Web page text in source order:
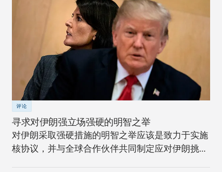
评论
寻求对伊朗强立场强硬的明智之举
对伊朗采取强硬措施的明智之举应该是致力于实施
核协议，并与全球合作伙伴共同制定应对伊朗挑战